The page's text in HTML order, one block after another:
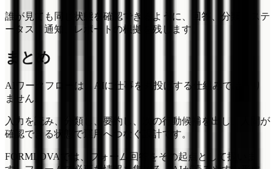
誰が見ても同じ状態を確認できるように、回答、分類、ステ
ータス、通知、レポートの根拠を残します。
まとめ
AIワークフローは、AIに仕事を丸投げする仕組みではあり
ません。
入力を読み、分類し、要約し、次の行動候補を出し、人間が
確認できる状態で運用へつなぐ設計です。
FORMLOVAでは、フォーム回答をその起点として扱いま